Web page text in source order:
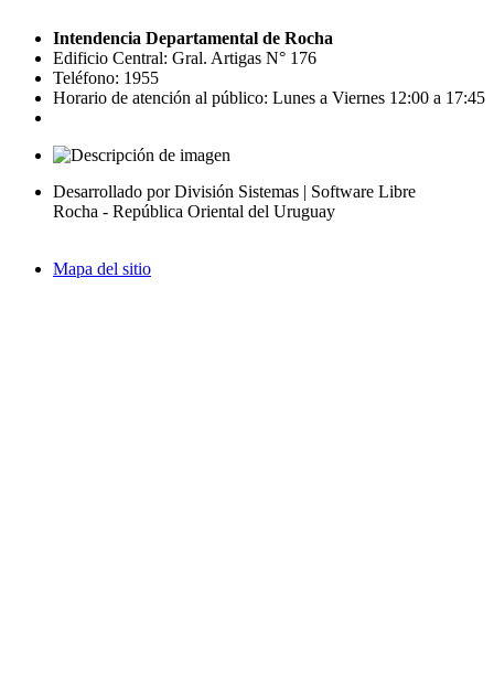
Intendencia Departamental de Rocha
Edificio Central: Gral. Artigas N° 176
Teléfono: 1955
Horario de atención al público: Lunes a Viernes 12:00 a 17:45
Desarrollado por División Sistemas | Software Libre
Rocha - República Oriental del Uruguay
Mapa del sitio